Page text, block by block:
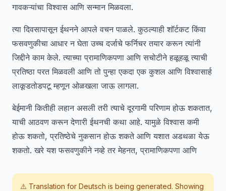
गावकऱ्यांचा विश्वास आणि सन्मान मिळवला.
त्या दिवसापासून ईथनने आपले वचन पाळले. कुठल्याही शॉर्टकट किंवा
फसवणुकीचा आधार न घेता उच्च दर्जाचे फर्निचर तयार करून त्यांनी
जिद्दीने काम केले. त्याच्या प्रामाणिकपणा आणि सचोटीने हळूहळू त्याची
प्रतिष्ठा परत मिळवली आणि तो पुन्हा एकदा एक कुशल आणि विश्वासार्ह
लाकूडतोडपटू म्हणून ओळखला जाऊ लागला.
बेईमानी कितीही लहान असली तरी त्याचे दूरगामी परिणाम होऊ शकतात,
याची आठवण करून देणारी ईथनची कथा आहे. यामुळे विश्वास कमी
होऊ शकतो, प्रतिष्ठेचे नुकसान होऊ शकते आणि यशात अडथळा येऊ
शकतो. खरे यश फसवणुकीने नव्हे तर मेहनत, प्रामाणिकपणा आणि
⚠️ Translation for Deutsch is being generated. Showing